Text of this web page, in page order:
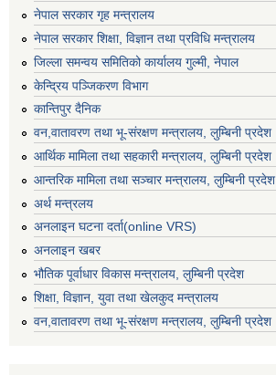
नेपाल सरकार गृह मन्त्रालय
नेपाल सरकार शिक्षा, विज्ञान तथा प्रविधि मन्त्रालय
जिल्ला समन्वय समितिको कार्यालय गुल्मी, नेपाल
केन्द्रिय पञ्जिकरण विभाग
कान्तिपुर दैनिक
वन,वातावरण तथा भू-संरक्षण मन्त्रालय, लुम्बिनी प्रदेश
आर्थिक मामिला तथा सहकारी मन्त्रालय, लुम्बिनी प्रदेश
आन्तरिक मामिला तथा सञ्चार मन्त्रालय, लुम्बिनी प्रदेश
अर्थ मन्त्रलय
अनलाइन घटना दर्ता(online VRS)
अनलाइन खबर
भौतिक पूर्वाधार विकास मन्त्रालय, लुम्बिनी प्रदेश
शिक्षा, विज्ञान, युवा तथा खेलकुद मन्‍‍त्रालय
वन,वातावरण तथा भू-संरक्षण मन्त्रालय, लुम्बिनी प्रदेश